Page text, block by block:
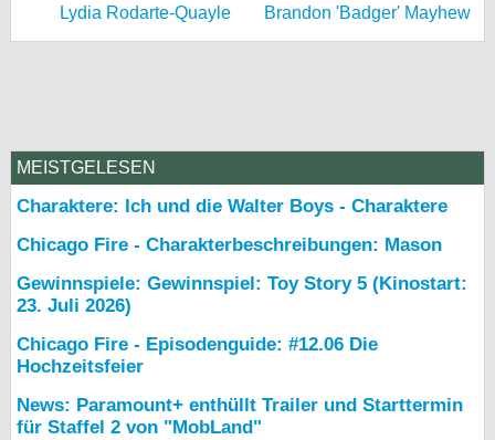
Lydia Rodarte-Quayle Brandon 'Badger' Mayhew
MEISTGELESEN
Charaktere: Ich und die Walter Boys - Charaktere
Chicago Fire - Charakterbeschreibungen: Mason
Gewinnspiele: Gewinnspiel: Toy Story 5 (Kinostart:
23. Juli 2026)
Chicago Fire - Episodenguide: #12.06 Die
Hochzeitsfeier
News: Paramount+ enthüllt Trailer und Starttermin
für Staffel 2 von "MobLand"